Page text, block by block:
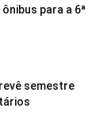
para a 6ª
semestre